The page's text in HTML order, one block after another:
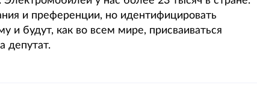
и преференции, но идентифицировать
и будут, как во всем мире, присваиваться
депутат.